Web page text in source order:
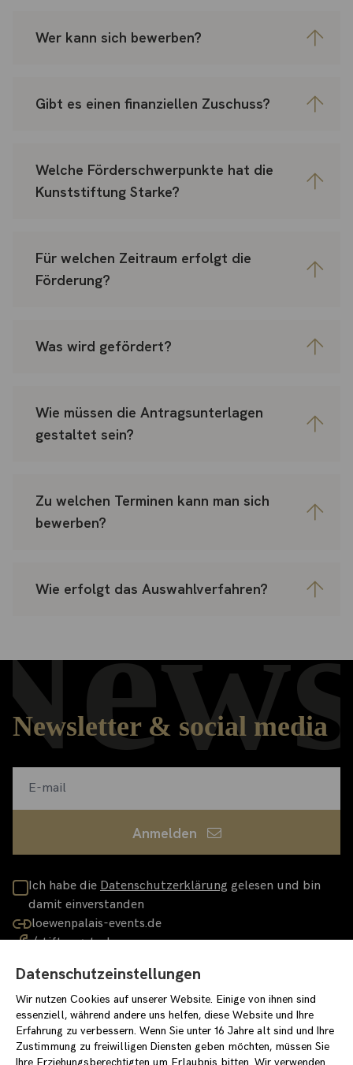
Datenschutzeinstellungen
Wir nutzen Cookies auf unserer Website. Einige von ihnen sind
essenziell, während andere uns helfen, diese Website und Ihre
Erfahrung zu verbessern. Wenn Sie unter 16 Jahre alt sind und Ihre
Zustimmung zu freiwilligen Diensten geben möchten, müssen Sie
Ihre Erziehungsberechtigten um Erlaubnis bitten. Wir verwenden
Wer kann sich bewerben?
Gibt es einen finanziellen Zuschuss?
Welche Förderschwerpunkte hat die
Kunststiftung Starke?
Für welchen Zeitraum erfolgt die
Förderung?
Was wird gefördert?
Wie müssen die Antragsunterlagen
gestaltet sein?
Zu welchen Terminen kann man sich
bewerben?
Wie erfolgt das Auswahlverfahren?
Newsletter & social media
Anmelden
Ich habe die Datenschutzerklärung gelesen und bin
damit einverstanden
loewenpalais-events.de
/stiftungstarke
ImpressumDatenschutzerklärung
Einverständniserklärung für NewslettereintragCovid-Konzept